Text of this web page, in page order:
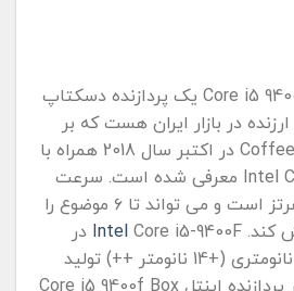
پردازنده اینتل Core i5 9400f Box یک پردازنده دسکتاپ
در بازار ایران هست که بر
اساس معماری Coffee Lake در اکتبر سال 2018 همراه با
۲.۹-۴.۱ گیگاهرتز است و می تواند تا ۶ موضوع را
کند.
Intel Core i5-9400F در
فرایند بهبود یافته 14 نانومتری (+14 نانومتر ++) تولید